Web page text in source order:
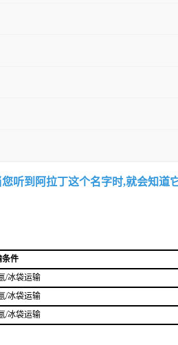
听到阿拉丁这个名字时,就会知道
条件
/冰袋运输
/冰袋运输
/冰袋运输